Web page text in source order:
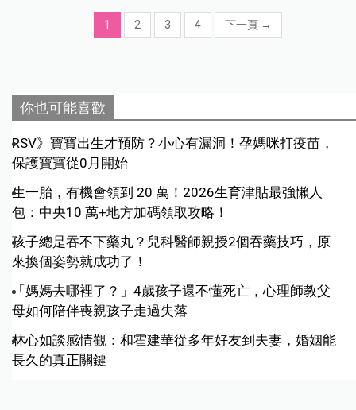
1 2 3 4 下一頁 →
你也可能喜歡
RSV》寶寶出生才預防？小心有漏洞！孕媽咪打疫苗，
保護寶寶從0月開始
生一胎，有機會領到 20 萬！2026生育津貼最強懶人
包：中央10 萬+地方加碼領取攻略！
孩子總是吞不下藥丸？兒科醫師親授2個吞藥技巧，原
來換個姿勢就成功了！
「媽媽去哪裡了？」4歲孩子還不懂死亡，心理師教父
母如何陪伴喪親孩子走過失落
林心如談感情觀：和霍建華從多年好友到夫妻，婚姻能
長久的真正關鍵